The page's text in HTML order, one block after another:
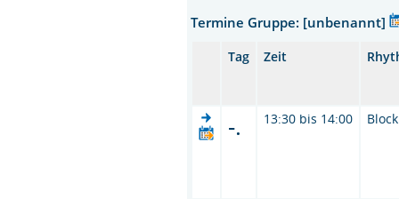
Termine Gruppe: [unbenannt]
Tag Zeit
-. 13:30 bis 14:00 Block